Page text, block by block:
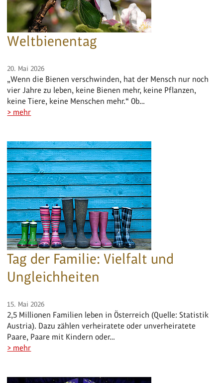
Weltbienentag
20. Mai 2026
„Wenn die Bienen verschwinden, hat der Mensch nur noch
vier Jahre zu leben, keine Bienen mehr, keine Pflanzen,
keine Tiere, keine Menschen mehr.“ Ob…
> mehr
Tag der Familie: Vielfalt und
Ungleichheiten
15. Mai 2026
2,5 Millionen Familien leben in Österreich (Quelle: Statistik
Austria). Dazu zählen verheiratete oder unverheiratete
Paare, Paare mit Kindern oder…
> mehr